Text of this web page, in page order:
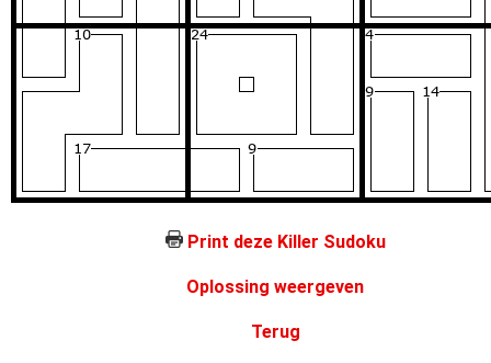
Print deze Killer Sudoku
Oplossing weergeven
Terug